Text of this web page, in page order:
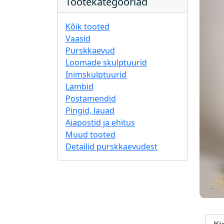
Kõik tooted
Vaasid
Purskkaevud
Loomade skulptuurid
Inimskulptuurid
Lambid
Postamendid
Pingid, lauad
Aiapostid ja ehitus
Muud tooted
Detailid purskkaevudest